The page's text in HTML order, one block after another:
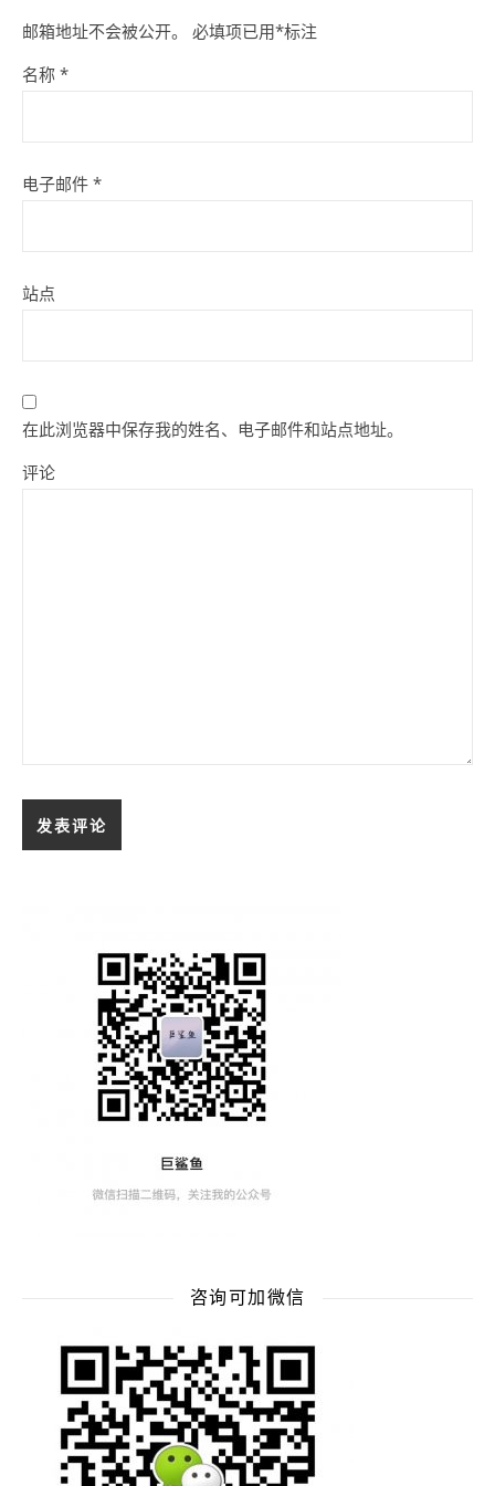
邮箱地址不会被公开。 必填项已用*标注
名称 *
电子邮件 *
站点
在此浏览器中保存我的姓名、电子邮件和站点地址。
评论
咨询可加微信